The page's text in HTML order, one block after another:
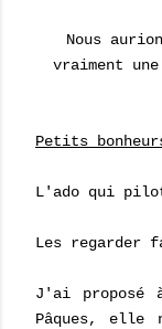
Nous
vraiment
Petits
L'ado qui
Les regarder
J'ai proposé
Pâques, elle